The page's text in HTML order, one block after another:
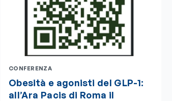
CONFERENZA
Obesità e agonisti del GLP-1:
all’Ara Pacis di Roma il